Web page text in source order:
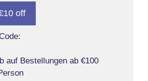
off
auf Bestellungen ab €100